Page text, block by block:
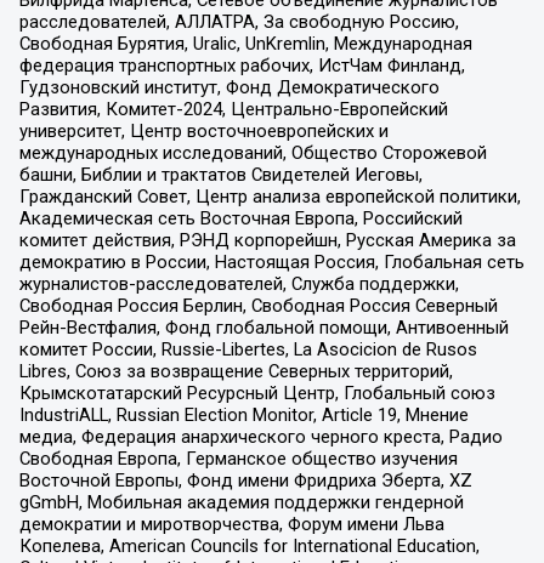
расследователей, АЛЛАТРА, За свободную Россию,
Свободная Бурятия, Uralic, UnKremlin, Международная
федерация транспортных рабочих, ИстЧам Финланд,
Гудзоновский институт, Фонд Демократического
Развития, Комитет-2024, Центрально-Европейский
университет, Центр восточноевропейских и
международных исследований, Общество Сторожевой
башни, Библии и трактатов Свидетелей Иеговы,
Гражданский Совет, Центр анализа европейской политики,
Академическая сеть Восточная Европа, Российский
комитет действия, РЭНД корпорейшн, Русская Америка за
демократию в России, Настоящая Россия, Глобальная сеть
журналистов-расследователей, Служба поддержки,
Свободная Россия Берлин, Свободная Россия Северный
Рейн-Вестфалия, Фонд глобальной помощи, Антивоенный
комитет России, Russie-Libertes, La Asocicion de Rusos
Libres, Союз за возвращение Северных территорий,
Крымскотатарский Ресурсный Центр, Глобальный союз
IndustriALL, Russian Election Monitor, Article 19, Мнение
медиа, Федерация анархического черного креста, Радио
Свободная Европа, Германское общество изучения
Восточной Европы, Фонд имени Фридриха Эберта, XZ
gGmbH, Мобильная академия поддержки гендерной
демократии и миротворчества, Форум имени Льва
Копелева, American Councils for International Education,